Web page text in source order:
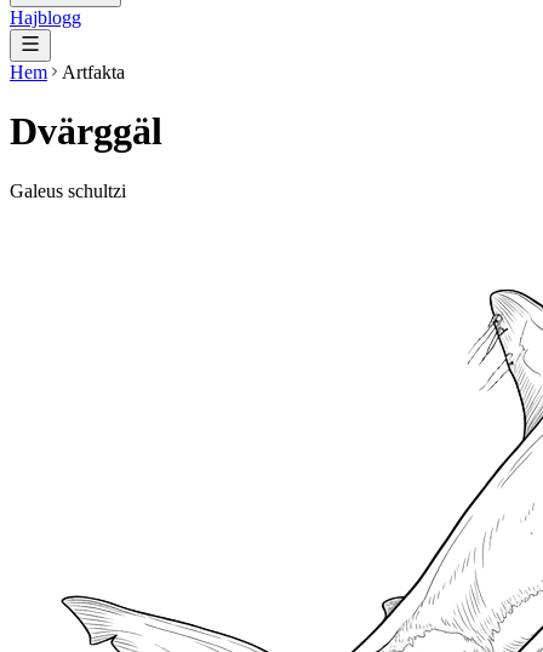
Hajblogg
Hem Artfakta
Dvärggäl
Galeus schultzi